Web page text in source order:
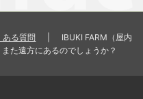
ある質問
IBUKI FARM（屋内
た遠方にあるのでしょうか？